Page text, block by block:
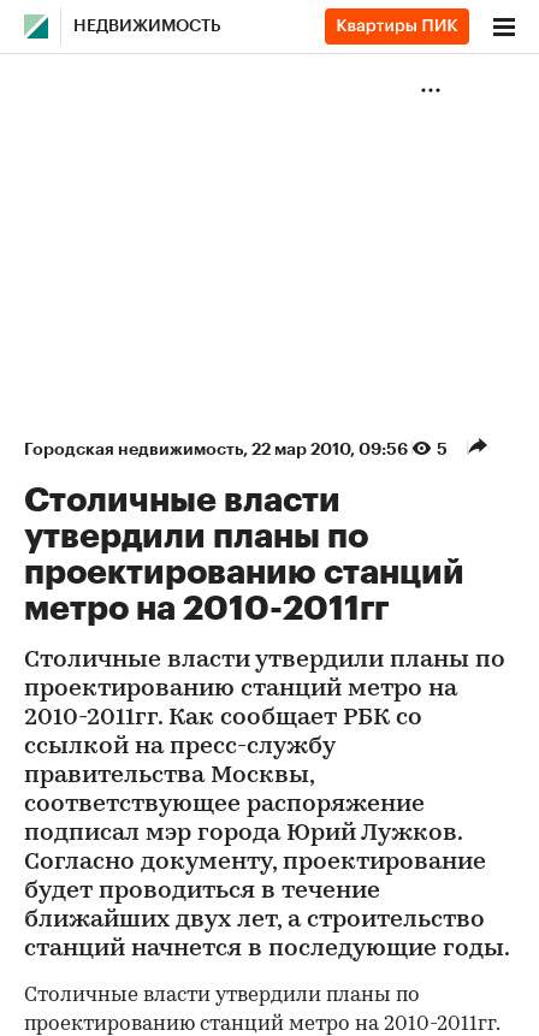
НЕДВИЖИМОСТЬ
Городская недвижимость⁠, 22 мар 2010, 09:56 5
Столичные власти
утвердили планы по
проектированию станций
метро на 2010-2011гг
Столичные власти утвердили планы по
проектированию станций метро на
2010-2011гг. Как сообщает РБК со
ссылкой на пресс-службу
правительства Москвы,
соответствующее распоряжение
подписал мэр города Юрий Лужков.
Согласно документу, проектирование
будет проводиться в течение
ближайших двух лет, а строительство
станций начнется в последующие годы.
Столичные власти утвердили планы по
проектированию станций метро на 2010-2011гг.